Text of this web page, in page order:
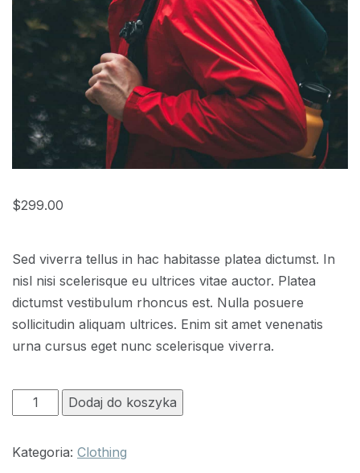
$299.00
Sed viverra tellus in hac habitasse platea dictumst. In
nisl nisi scelerisque eu ultrices vitae auctor. Platea
dictumst vestibulum rhoncus est. Nulla posuere
sollicitudin aliquam ultrices. Enim sit amet venenatis
urna cursus eget nunc scelerisque viverra.
ilość
Vertice
Robe
Dodaj do koszyka
Kategoria: Clothing